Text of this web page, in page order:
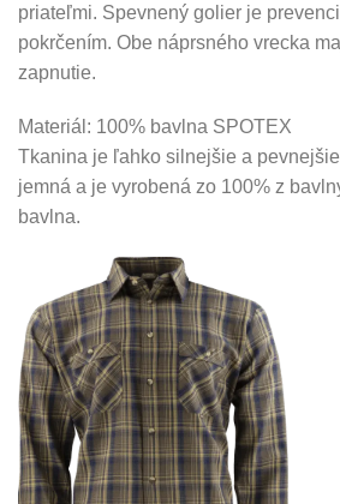
priateľmi. Spevnený golier je
pokrčením. Obe náprsného vrecka
zapnutie.
Materiál: 100% bavlna SPOTEX
Tkanina je ľahko silnejšie a
jemná a je vyrobená zo 100% z
bavlna.